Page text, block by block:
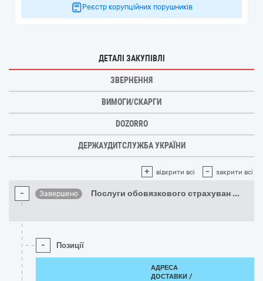
Реєстр корупційних порушників
ДЕТАЛІ ЗАКУПІВЛІ
ЗВЕРНЕННЯ
ВИМОГИ/СКАРГИ
DOZORRO
ДЕРЖАУДИТСЛУЖБА УКРАЇНИ
+ відкрити всі - закрити всі
- Завершено Послуги обовязкового страхуван ...
- Позиції
АДРЕСА
ДОСТАВКИ /